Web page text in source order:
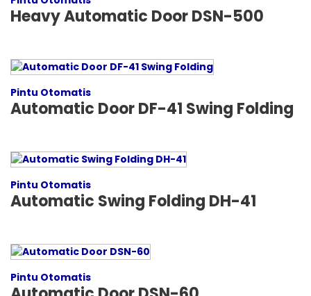
Heavy Automatic Door DSN-500
Pintu Otomatis
Automatic Door DF-41 Swing Folding
Pintu Otomatis
Automatic Swing Folding DH-41
Pintu Otomatis